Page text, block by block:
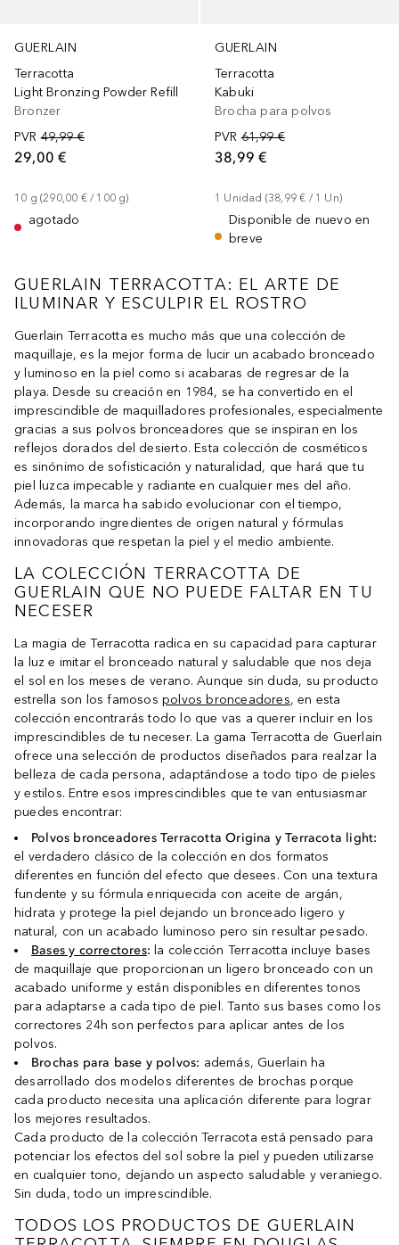
GUERLAIN
Terracotta
Light Bronzing Powder Refill
Bronzer
PVR 49,99 €
29,00 €
10 g (290,00 € / 100 g)
agotado
GUERLAIN
Terracotta
Kabuki
Brocha para polvos
PVR 61,99 €
38,99 €
1 Unidad (38,99 € / 1 Un)
Disponible de nuevo en
breve
GUERLAIN TERRACOTTA: EL ARTE DE
ILUMINAR Y ESCULPIR EL ROSTRO
Guerlain Terracotta es mucho más que una colección de
maquillaje, es la mejor forma de lucir un acabado bronceado
y luminoso en la piel como si acabaras de regresar de la
playa. Desde su creación en 1984, se ha convertido en el
imprescindible de maquilladores profesionales, especialmente
gracias a sus polvos bronceadores que se inspiran en los
reflejos dorados del desierto. Esta colección de cosméticos
es sinónimo de sofisticación y naturalidad, que hará que tu
piel luzca impecable y radiante en cualquier mes del año.
Además, la marca ha sabido evolucionar con el tiempo,
incorporando ingredientes de origen natural y fórmulas
innovadoras que respetan la piel y el medio ambiente.
LA COLECCIÓN TERRACOTTA DE
GUERLAIN QUE NO PUEDE FALTAR EN TU
NECESER
La magia de Terracotta radica en su capacidad para capturar
la luz e imitar el bronceado natural y saludable que nos deja
el sol en los meses de verano. Aunque sin duda, su producto
estrella son los famosos polvos bronceadores, en esta
colección encontrarás todo lo que vas a querer incluir en los
imprescindibles de tu neceser. La gama Terracotta de Guerlain
ofrece una selección de productos diseñados para realzar la
belleza de cada persona, adaptándose a todo tipo de pieles
y estilos. Entre esos imprescindibles que te van entusiasmar
puedes encontrar:
Polvos bronceadores Terracotta Origina y Terracota light:
el verdadero clásico de la colección en dos formatos
diferentes en función del efecto que desees. Con una textura
fundente y su fórmula enriquecida con aceite de argán,
hidrata y protege la piel dejando un bronceado ligero y
natural, con un acabado luminoso pero sin resultar pesado.
Bases y correctores: la colección Terracotta incluye bases
de maquillaje que proporcionan un ligero bronceado con un
acabado uniforme y están disponibles en diferentes tonos
para adaptarse a cada tipo de piel. Tanto sus bases como los
correctores 24h son perfectos para aplicar antes de los
polvos.
Brochas para base y polvos: además, Guerlain ha
desarrollado dos modelos diferentes de brochas porque
cada producto necesita una aplicación diferente para lograr
los mejores resultados.
Cada producto de la colección Terracota está pensado para
potenciar los efectos del sol sobre la piel y pueden utilizarse
en cualquier tono, dejando un aspecto saludable y veraniego.
Sin duda, todo un imprescindible.
TODOS LOS PRODUCTOS DE GUERLAIN